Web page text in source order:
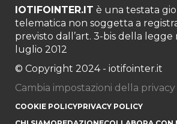
IOTIFOINTER.IT è una testata
telematica non soggetta a
previsto dall’art. 3-bis della legge
luglio 2012
© Copyright 2024 - iotifointer.it
Cambia impostazioni della privacy
COOKIE POLICYPRIVACY POLICY